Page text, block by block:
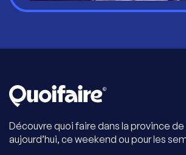
Découvre quoi faire dans la province
aujourd’hui, ce weekend ou pour les